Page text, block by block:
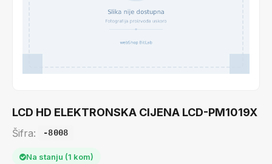
LCD HD ELEKTRONSKA CIJENA LCD-PM1019X
Šifra: -8008
Na stanju (1 kom)